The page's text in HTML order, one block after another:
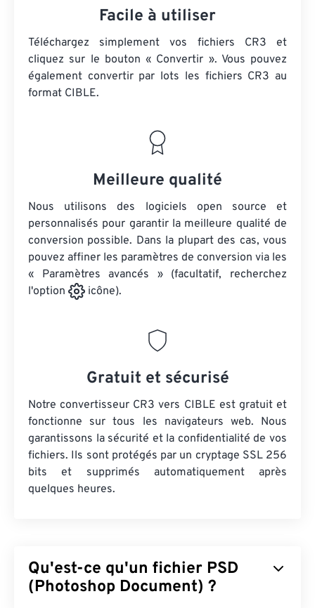
Facile à utiliser
Téléchargez simplement vos fichiers CR3 et
cliquez sur le bouton « Convertir ». Vous pouvez
également convertir par lots les fichiers CR3 au
format CIBLE.
Meilleure qualité
Nous utilisons des logiciels open source et
personnalisés pour garantir la meilleure qualité de
conversion possible. Dans la plupart des cas, vous
pouvez affiner les paramètres de conversion via les
« Paramètres avancés » (facultatif, recherchez
l'option
icône).
Gratuit et sécurisé
Notre convertisseur CR3 vers CIBLE est gratuit et
fonctionne sur tous les navigateurs web. Nous
garantissons la sécurité et la confidentialité de vos
fichiers. Ils sont protégés par un cryptage SSL 256
bits et supprimés automatiquement après
quelques heures.
Qu'est-ce qu'un fichier PSD
(Photoshop Document) ?